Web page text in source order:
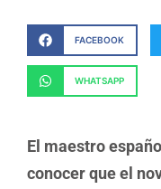
FACEBOOK
WHATSAPP
El maestro
conocer que el